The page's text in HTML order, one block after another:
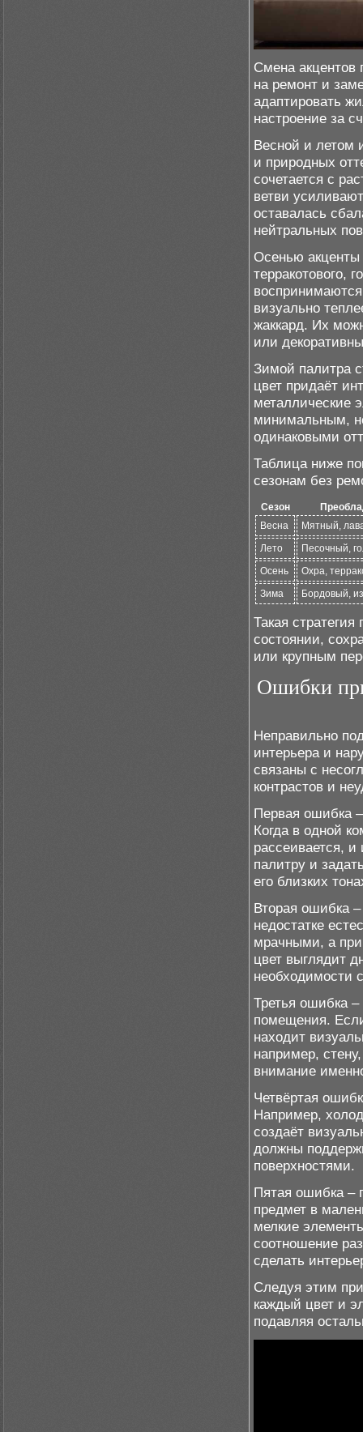
Смена акцентов
на ремонт и
адаптировать
настроение за
Весной и летом
и природных
сочетается с
ветви
оставалась
нейтральных
Осенью
терракотового,
визуально
жаккард. Их
или
Зимой палитра
цвет придаёт
металлические
минимальным,
одинаковыми
Таблица ниже
сезонам без
Сезон
Весна
Мятный,
Лето
Песочный,
Осень
Охра,
Зима
Бордовый,
Такая
состоянии,
или крупным
Ошибки
Неправильно
интерьера и
связаны с
контрастов и
Первая ошибка
Когда в одной
рассеивается,
палитру и
его близких
Вторая ошибка
недостатке
мрачными, а при
цвет выглядит
необходимости
Третья ошибка –
помещения.
находит
например,
внимание
Четвёртая
Например,
создаёт
должны
поверхностями.
Пятая ошибка –
предмет в
мелкие
соотношение
сделать
Следуя этим
каждый цвет и
подавляя